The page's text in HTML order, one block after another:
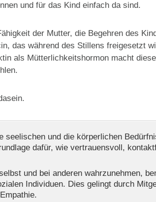
und für das Kind einfach da sind.
der Mutter, die Begehren des
das während des Stillens freigesetzt
als Mütterlichkeitshormon macht
seelischen und die körperlichen
dafür, wie vertrauensvoll,
und bei anderen wahrzunehmen,
Individuen. Dies gelingt durch